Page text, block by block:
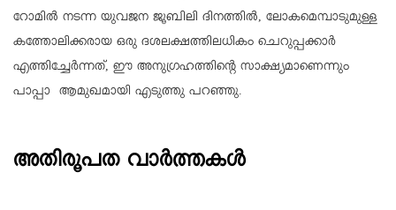
റോമില്‍ നടന്ന യുവജന ജൂബിലി ദിനത്തില്‍, ലോകമെമ്പാടുമുള്ള
കത്തോലിക്കരായ ഒരു ദശലക്ഷത്തിലധികം ചെറുപ്പക്കാര്‍
എത്തിച്ചേര്‍ന്നത്, ഈ അനുഗ്രഹത്തിന്റെ സാക്ഷ്യമാണെന്നും
പാപ്പാ ആമുഖമായി എടുത്തു പറഞ്ഞു.
അതിരൂപത വാർത്തകൾ